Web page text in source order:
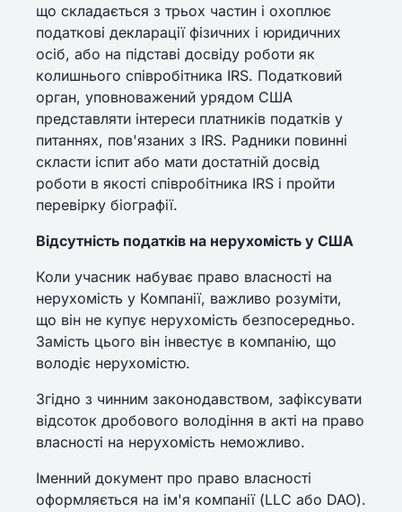
що складається з трьох частин і охоплює
податкові декларації фізичних і юридичних
осіб, або на підставі досвіду роботи як
колишнього співробітника IRS. Податковий
орган, уповноважений урядом США
представляти інтереси платників податків у
питаннях, пов'язаних з IRS. Радники повинні
скласти іспит або мати достатній досвід
роботи в якості співробітника IRS і пройти
перевірку біографії.
Відсутність податків на нерухомість у США
Коли учасник набуває право власності на
нерухомість у Компанії, важливо розуміти,
що він не купує нерухомість безпосередньо.
Замість цього він інвестує в компанію, що
володіє нерухомістю.
Згідно з чинним законодавством, зафіксувати
відсоток дробового володіння в акті на право
власності на нерухомість неможливо.
Іменний документ про право власності
оформляється на ім'я компанії (LLC або DAO).